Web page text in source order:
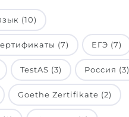
(10)
(7) ЕГЭ (7)
TestAS (3) Россия (3)
Goethe Zertifikate (2)